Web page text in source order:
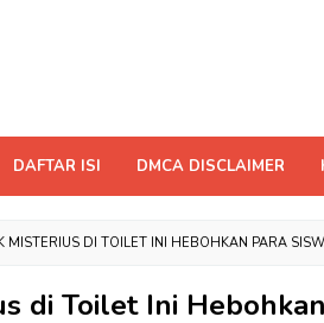
DAFTAR ISI DMCA DISCLAIMER
MISTERIUS DI TOILET INI HEBOHKAN PARA
di Toilet Ini